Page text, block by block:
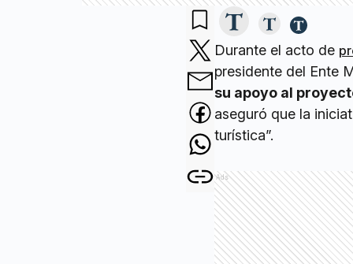
Durante el acto de
presidente del Ente
su apoyo al
aseguró que la
turística”.
Ads